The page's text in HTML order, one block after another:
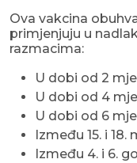
Ova vakcina
primjenjuju u
razmacima:
U dobi od 2
U dobi od 4
U dobi od 6
Između 15. i 18.
Između 4. i 6.